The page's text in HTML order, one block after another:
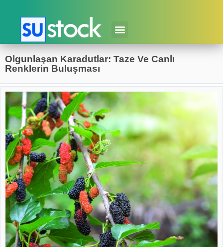
Olgunlaşan Karadutlar: Taze Ve Canlı
Renklerin Buluşması